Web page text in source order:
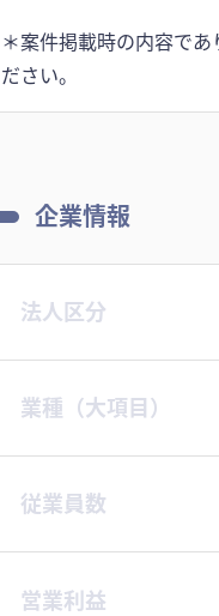
＊案件掲載時の内容で
ださい。
企業情報
法人区分
業種（大項目）
従業員数
営業利益